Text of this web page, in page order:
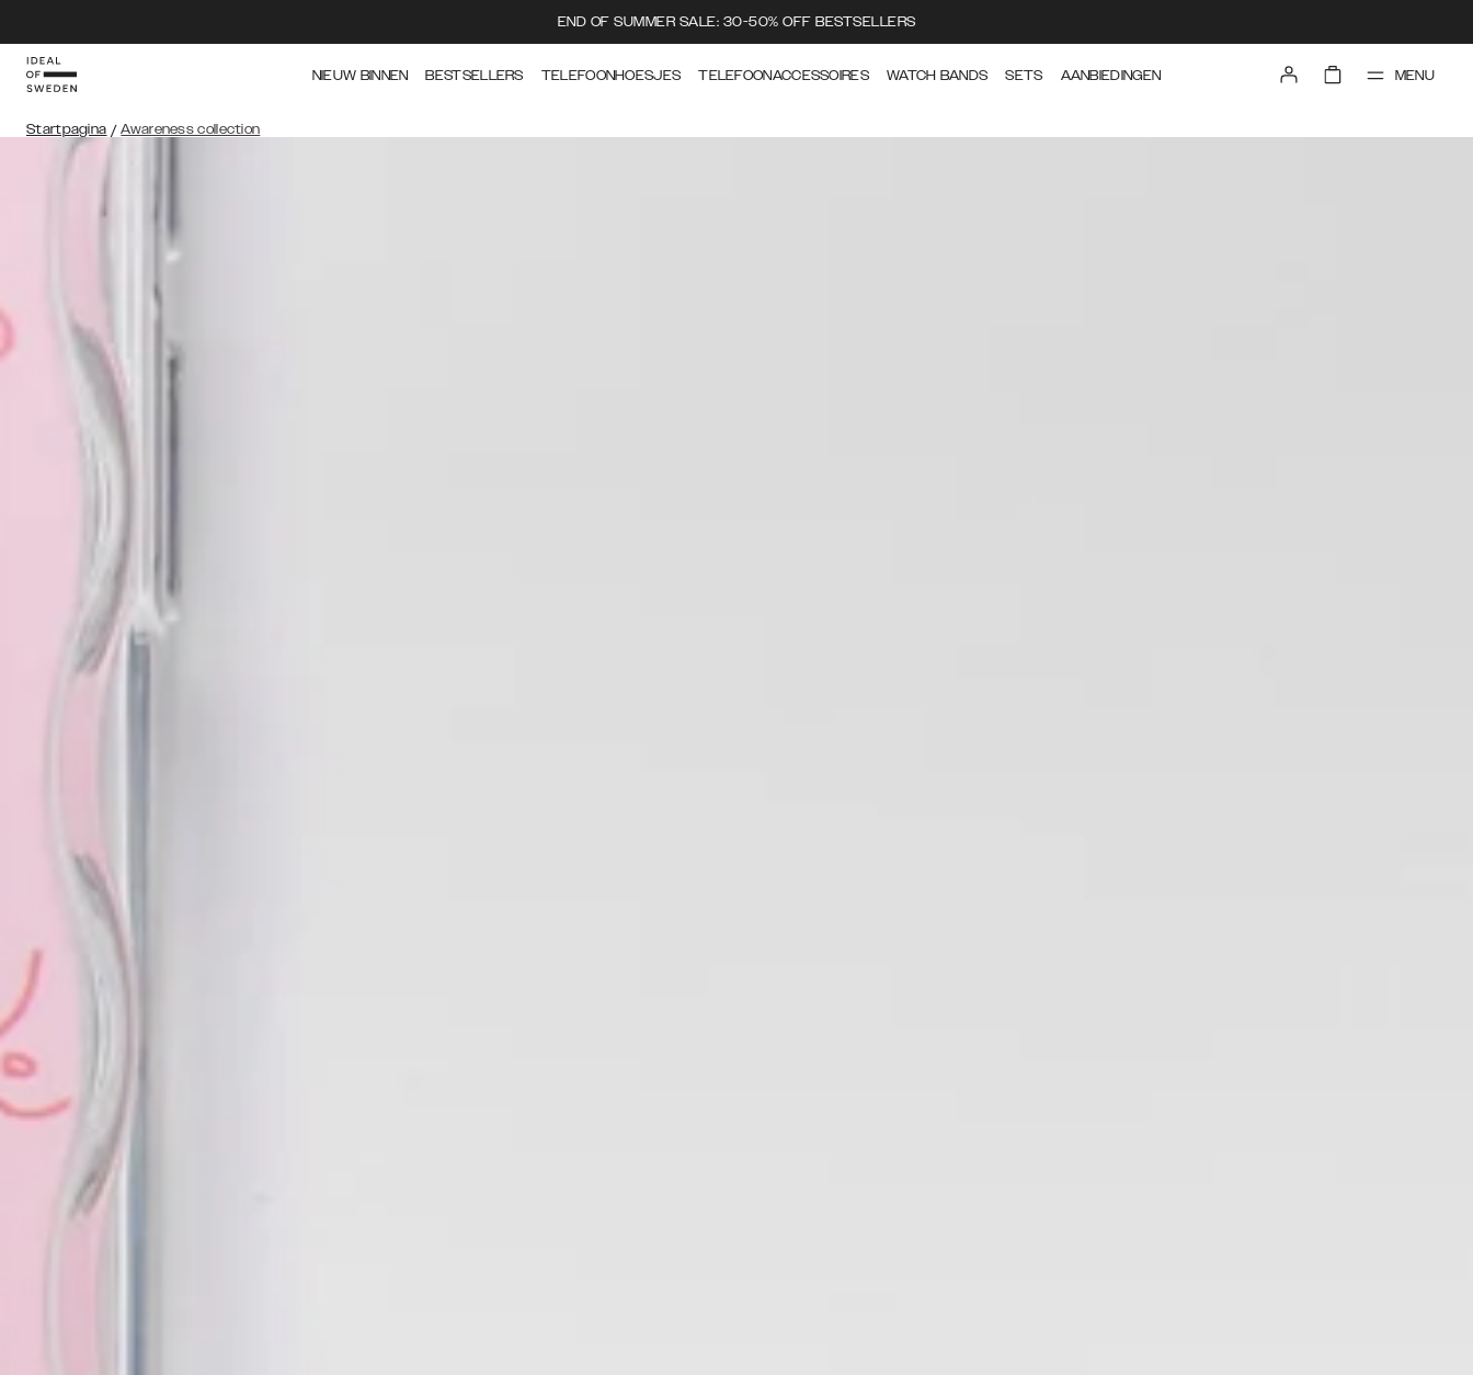
END OF SUMMER SALE: 30-50% OFF BESTSELLERS
NIEUW BINNEN BESTSELLERS TELEFOONHOESJES TELEFOONACCESSOIRES WATCH BANDS SETS AANBIEDINGEN MENU
Startpagina / Awareness collection